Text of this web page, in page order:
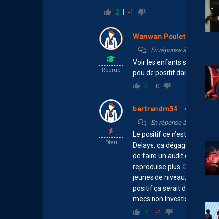
2 -1
Recrue
Wanwan Poulet
En réponse à
Voir les enfants sourire
peu de positif dans cette
2 0
Dieu
bertrandm34
En réponse à
Le positif ce n’est pas ça.
Delaye, ça dégage.
de faire un audit de tous
reproduise plus. De
jeunes de niveau, on ne
positif ça serait
mecs non investis se
4 -1